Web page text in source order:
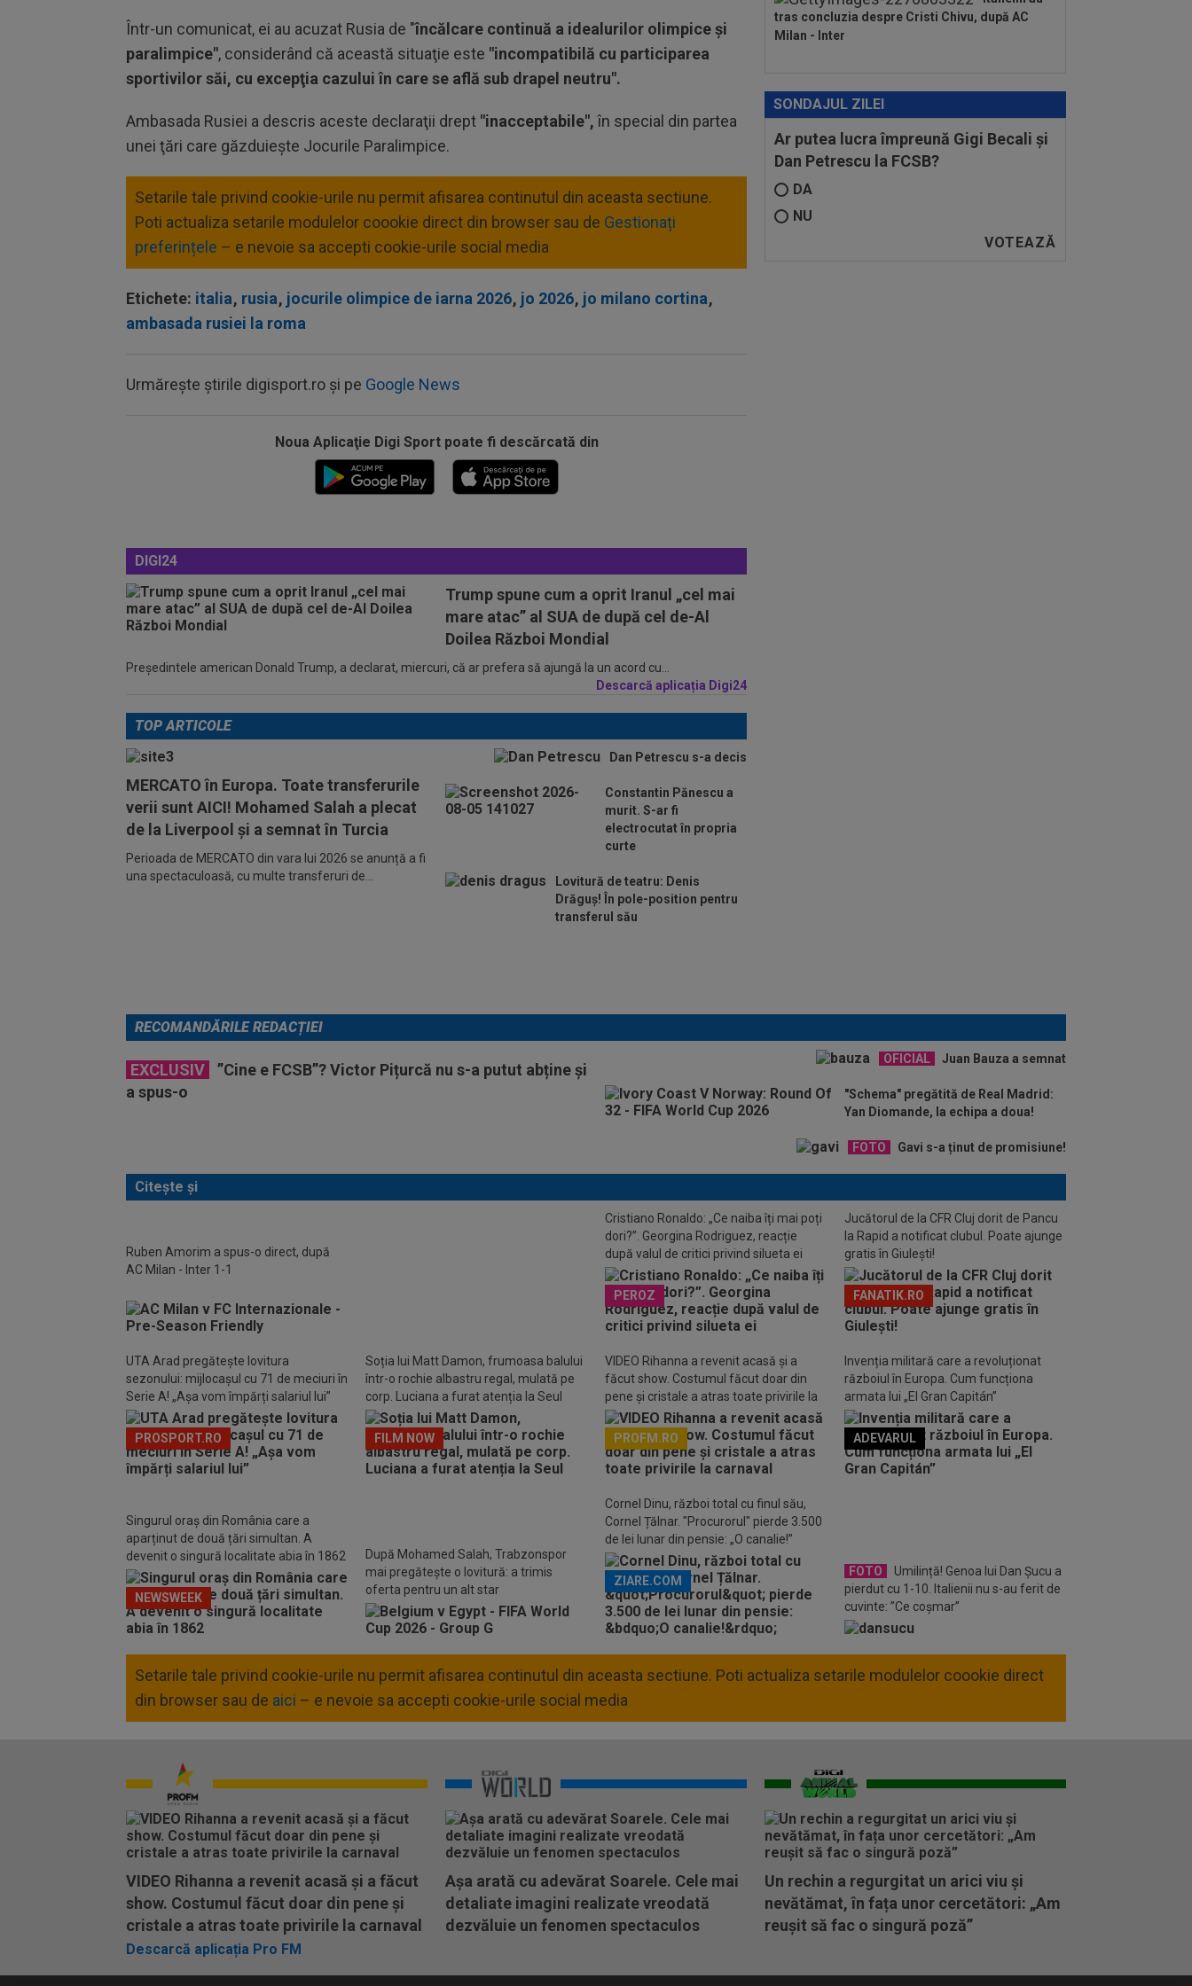
Într-un comunicat, ei au acuzat Rusia de "încălcare continuă a idealurilor olimpice şi
paralimpice", considerând că această situaţie este "incompatibilă cu participarea
sportivilor săi, cu excepţia cazului în care se află sub drapel neutru".
Ambasada Rusiei a descris aceste declaraţii drept "inacceptabile",în special din partea
unei ţări care găzduieşte Jocurile Paralimpice.
Setarile tale privind cookie-urile nu permit afisarea continutul din aceasta sectiune.
Poti actualiza setarile modulelor coookie direct din browser sau de Gestionați
preferințele – e nevoie sa accepti cookie-urile social media
Etichete: italia, rusia, jocurile olimpice de iarna 2026, jo 2026, jo milano cortina,
ambasada rusiei la roma
Urmărește știrile digisport.ro și pe Google News
Noua Aplicaţie Digi Sport poate fi descărcată din
DIGI24
Trump spune cum a oprit Iranul „cel mai
mare atac” al SUA de după cel de-Al
Doilea Război Mondial
Președintele american Donald Trump, a declarat, miercuri, că ar prefera să ajungă la un acord cu...
Descarcă aplicația Digi24
tras concluzia despre Cristi Chivu, după AC
Milan - Inter
SONDAJUL ZILEI
Ar putea lucra împreună Gigi Becali și
Dan Petrescu la FCSB?
DA
NU
TOP ARTICOLE
MERCATO în Europa. Toate transferurile
verii sunt AICI! Mohamed Salah a plecat
de la Liverpool și a semnat în Turcia
Perioada de MERCATO din vara lui 2026 se anunță a fi
una spectaculoasă, cu multe transferuri de...
Dan Petrescu s-a decis
Constantin Pănescu a
murit. S-ar fi
electrocutat în propria
curte
Lovitură de teatru: Denis
Drăguș! În pole-position pentru
transferul său
RECOMANDĂRILE REDACȚIEI
EXCLUSIV
”Cine e FCSB”? Victor Pițurcă nu s-a putut abține și
a spus-o
OFICIAL Juan Bauza a semnat
"Schema" pregătită de Real Madrid:
Yan Diomande, la echipa a doua!
FOTO Gavi s-a ținut de promisiune!
Citește și
Ruben Amorim a spus-o direct, după
AC Milan - Inter 1-1
Cristiano Ronaldo: „Ce naiba îți mai poți
dori?”. Georgina Rodriguez, reacție
după valul de critici privind silueta ei
PEROZ
Jucătorul de la CFR Cluj dorit de Pancu
la Rapid a notificat clubul. Poate ajunge
gratis în Giulești!
FANATIK.RO
UTA Arad pregătește lovitura
sezonului: mijlocașul cu 71 de meciuri în
Serie A! „Așa vom împărți salariul lui”
PROSPORT.RO
Soția lui Matt Damon, frumoasa balului
într-o rochie albastru regal, mulată pe
corp. Luciana a furat atenția la Seul
FILM NOW
VIDEO Rihanna a revenit acasă și a
făcut show. Costumul făcut doar din
pene și cristale a atras toate privirile la
carnaval
PROFM.RO
Invenția militară care a revoluționat
războiul în Europa. Cum funcționa
armata lui „El Gran Capitán”
ADEVARUL
Singurul oraș din România care a
aparținut de două țări simultan. A
devenit o singură localitate abia în 1862
NEWSWEEK
După Mohamed Salah, Trabzonspor
mai pregătește o lovitură: a trimis
oferta pentru un alt star
Cornel Dinu, război total cu finul său,
Cornel Țălnar. "Procurorul" pierde 3.500
de lei lunar din pensie: „O canalie!”
ZIARE.COM
FOTO
Umilință! Genoa lui Dan Șucu a
pierdut cu 1-10. Italienii nu s-au ferit de
cuvinte: ”Ce coșmar”
Setarile tale privind cookie-urile nu permit afisarea continutul din aceasta sectiune. Poti actualiza setarile modulelor coookie direct
din browser sau de aici – e nevoie sa accepti cookie-urile social media
VIDEO Rihanna a revenit acasă și a făcut
show. Costumul făcut doar din pene și
cristale a atras toate privirile la carnaval
Descarcă aplicația Pro FM
Așa arată cu adevărat Soarele. Cele mai
detaliate imagini realizate vreodată
dezvăluie un fenomen spectaculos
Un rechin a regurgitat un arici viu și
nevătămat, în fața unor cercetători: „Am
reușit să fac o singură poză”